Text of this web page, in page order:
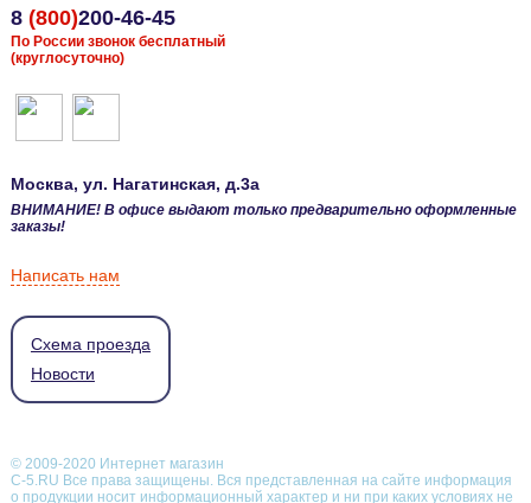
8 (800)200-46-45
По России звонок бесплатный
(круглосуточно)
Москва, ул. Нагатинская, д.3а
ВНИМАНИЕ! В офисе выдают только предварительно оформленные
заказы!
Написать нам
Схема проезда
Новости
© 2009-2020 Интернет магазин
С-5.RU Все права защищены. Вся представленная на сайте информация
о продукции носит информационный характер и ни при каких условиях не